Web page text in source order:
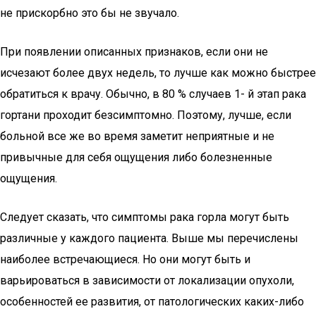
не прискорбно это бы не звучало.
При появлении описанных признаков, если они не
исчезают более двух недель, то лучше как можно быстрее
обратиться к врачу. Обычно, в 80 % случаев 1- й этап рака
гортани проходит безсимптомно. Поэтому, лучше, если
больной все же во время заметит неприятные и не
привычные для себя ощущения либо болезненные
ощущения.
Следует сказать, что симптомы рака горла могут быть
различные у каждого пациента. Выше мы перечислены
наиболее встречающиеся. Но они могут быть и
варьироваться в зависимости от локализации опухоли,
особенностей ее развития, от патологических каких-либо